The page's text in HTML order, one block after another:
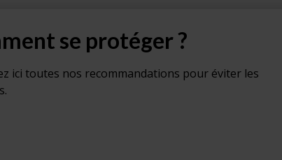
se protéger ?
ici toutes nos recommandations pour éviter les